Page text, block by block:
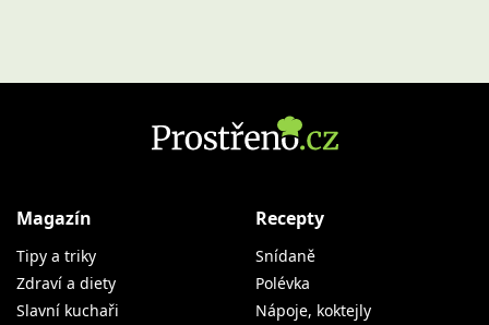
Magazín
Tipy a triky
Zdraví a diety
Slavní kuchaři
Recepty
Snídaně
Polévka
Nápoje, koktejly